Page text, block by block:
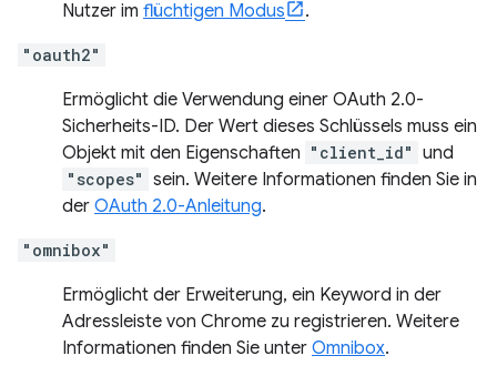
Nutzer im flüchtigen Modus .
"oauth2"
Ermöglicht die Verwendung einer OAuth 2.0-
Sicherheits-ID. Der Wert dieses Schlüssels muss ein
Objekt mit den Eigenschaften "client_id" und
"scopes" sein. Weitere Informationen finden Sie in
der OAuth 2.0-Anleitung.
"omnibox"
Ermöglicht der Erweiterung, ein Keyword in der
Adressleiste von Chrome zu registrieren. Weitere
Informationen finden Sie unter Omnibox.